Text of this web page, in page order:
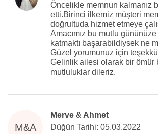
Öncelikle memnun kalmanız
etti.Birinci ilkemiz müşteri
doğrultuda hizmet etmeye
Amacımız bu mutlu
katmaktı başarabildiysek ne
Güzel yorumunuz için
Gelinlik ailesi olarak bir ömür
mutluluklar dileriz.
M&A
Merve & Ahmet
Düğün Tarihi: 05.03.2022